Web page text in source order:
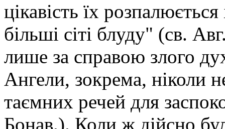
цікавість їх
більші сіті блуду" (св.
лише за справою злого
Ангели, зокрема, ніколи
таємних речей для
Бонав.). Коли ж дійсно